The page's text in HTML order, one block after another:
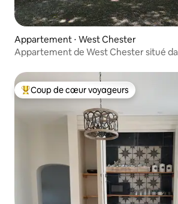
Appartement ⋅ West Chester
Appartement de West Chester situé
Coups de cœur voyageurs les plus
Coup de cœur voyageurs